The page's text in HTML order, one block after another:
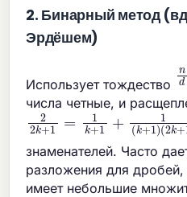
2. Бинарный метод
Эрдёшем)
Использует тождество
n
числа четные, и
22k+ =1k+1+1 (k+1)
(2k+1 )
знаменателей. Часто
разложения для
имеет небольшие